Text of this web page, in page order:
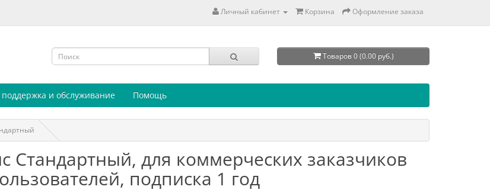
Личный кабинет Корзина Оформление заказа
Товаров 0 (0.00 руб.)
поддержка и обслуживание Помощь
Стандартный, для коммерческих заказчиков
подписка 1 год